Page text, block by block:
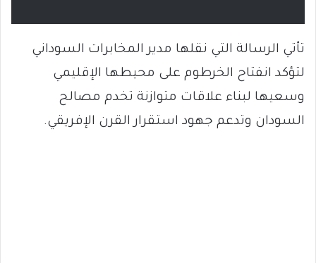
تأتي الرسالة التي نقلها مدير المخابرات السوداني
لتؤكد انفتاح الخرطوم على محيطها الإقليمي
وسعيها لبناء علاقات متوازنة تخدم مصالح
السودان وتدعم جهود استقرار القرن الإفريقي.